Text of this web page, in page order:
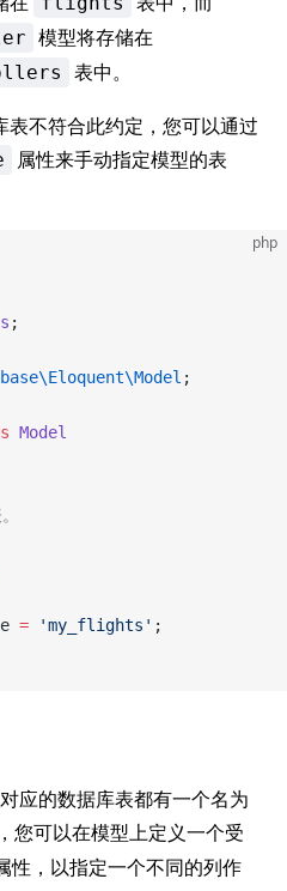
模型将存储在
表中。
不符合此约定，您可以通过
属性来手动指定模型的表
php
;
;
Model
= 'my_flights' ;
应的数据库表都有一个名为
您可以在模型上定义一个受
性，以指定一个不同的列作